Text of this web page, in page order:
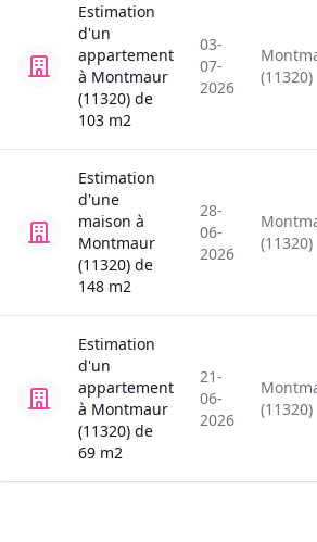
Estimation
d'un
appartement
à Montmaur
(11320) de
103 m2
03-
07-
2026
(11320)
Estimation
d'une
maison à
Montmaur
(11320) de
148 m2
28-
06-
2026
(11320)
Estimation
d'un
appartement
à Montmaur
(11320) de
69 m2
21-
06-
2026
(11320)